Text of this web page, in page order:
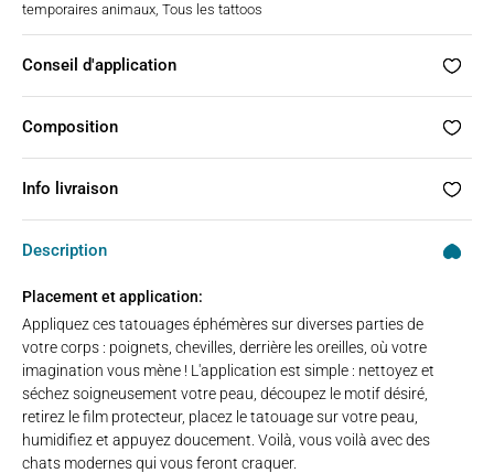
temporaires animaux, Tous les tattoos
Conseil d'application
Composition
Info livraison
Description
Placement et application:
Appliquez ces tatouages éphémères sur diverses parties de
votre corps : poignets, chevilles, derrière les oreilles, où votre
imagination vous mène ! L'application est simple : nettoyez et
séchez soigneusement votre peau, découpez le motif désiré,
retirez le film protecteur, placez le tatouage sur votre peau,
humidifiez et appuyez doucement. Voilà, vous voilà avec des
chats modernes qui vous feront craquer.